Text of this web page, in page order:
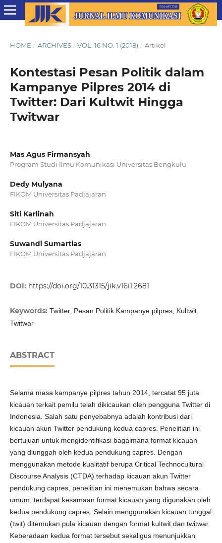
HOME / ARCHIVES / VOL. 16 NO. 1 (2018) / Artikel
Kontestasi Pesan Politik dalam
Kampanye Pilpres 2014 di
Twitter: Dari Kultwit Hingga
Twitwar
Mas Agus Firmansyah
Program Studi Ilmu Komunikasi Universitas Bengkulu
Dedy Mulyana
FIKOM Universitas Padjajaran
Siti Karlinah
FIKOM Universitas Padjajaran
Suwandi Sumartias
FIKOM Universitas Padjajaran
DOI: https://doi.org/10.31315/jik.v16i1.2681
Keywords: Twitter, Pesan Politik Kampanye pilpres, Kultwit,
Twitwar
ABSTRACT
Selama masa kampanye pilpres tahun 2014, tercatat 95 juta
kicauan terkait pemilu telah dikicaukan oleh pengguna Twitter di
Indonesia. Salah satu penyebabnya adalah kontribusi dari
kicauan akun Twitter pendukung kedua capres. Penelitian ini
bertujuan untuk mengidentifikasi bagaimana format kicauan
yang diunggah oleh kedua pendukung capres. Dengan
menggunakan metode kualitatif berupa Critical Technocultural
Discourse Analysis (CTDA) terhadap kicauan akun Twitter
pendukung capres, penelitian ini menemukan bahwa secara
umum, terdapat kesamaan format kicauan yang digunakan oleh
kedua pendukung capres. Selain menggunakan kicauan tunggal
(twit) ditemukan pula kicauan dengan format kultwit dan twitwar.
Keberadaan kedua format tersebut sekaligus menunjukkan